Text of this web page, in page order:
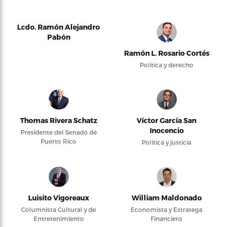
Lcdo. Ramón Alejandro
Pabón
Ramón L. Rosario Cortés
Política y derecho
Thomas Rivera Schatz
Presidente del Senado de
Puerto Rico
Víctor García San
Inocencio
Política y justicia
Luisito Vigoreaux
Columnista Cultural y de
Entretenimiento
William Maldonado
Economista y Estratega
Financiero